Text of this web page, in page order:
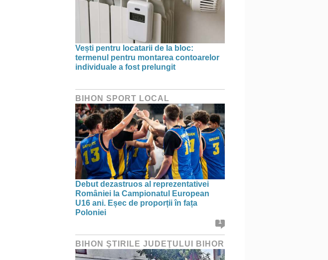
Vești pentru locatarii de la bloc:
termenul pentru montarea contoarelor
individuale a fost prelungit
BIHON SPORT LOCAL
Debut dezastruos al reprezentativei
României la Campionatul European
U16 ani. Eșec de proporții în fața
Poloniei
1
BIHON ŞTIRILE JUDEŢULUI BIHOR